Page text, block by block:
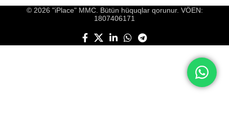
© 2026 "iPlace" MMC. Bütün hüquqlar qorunur. VÖEN:
1807406171